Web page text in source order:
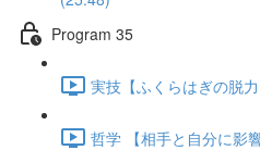
Program 35
実技【ふくらはぎの脱
哲学 【相手と自分に影